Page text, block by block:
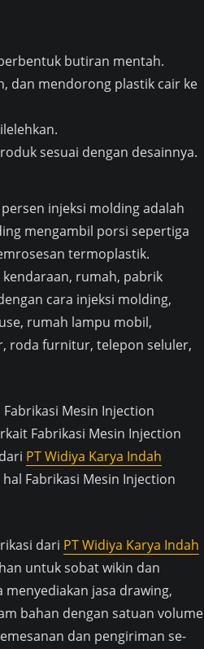
butiran mentah.
dan mendorong plastik cair ke
sesuai dengan desainnya.
injeksi molding adalah
mengambil porsi sepertiga
termoplastik.
rumah, pabrik
cara injeksi molding,
rumah lampu mobil,
roda furnitur, telepon seluler,
Mesin Injection
Fabrikasi Mesin Injection
dari PT Widiya Karya Indah
Fabrikasi Mesin Injection
dari PT Widiya Karya Indah
untuk sobat wikin dan
jasa drawing,
bahan dengan satuan volume
dan pengiriman se-